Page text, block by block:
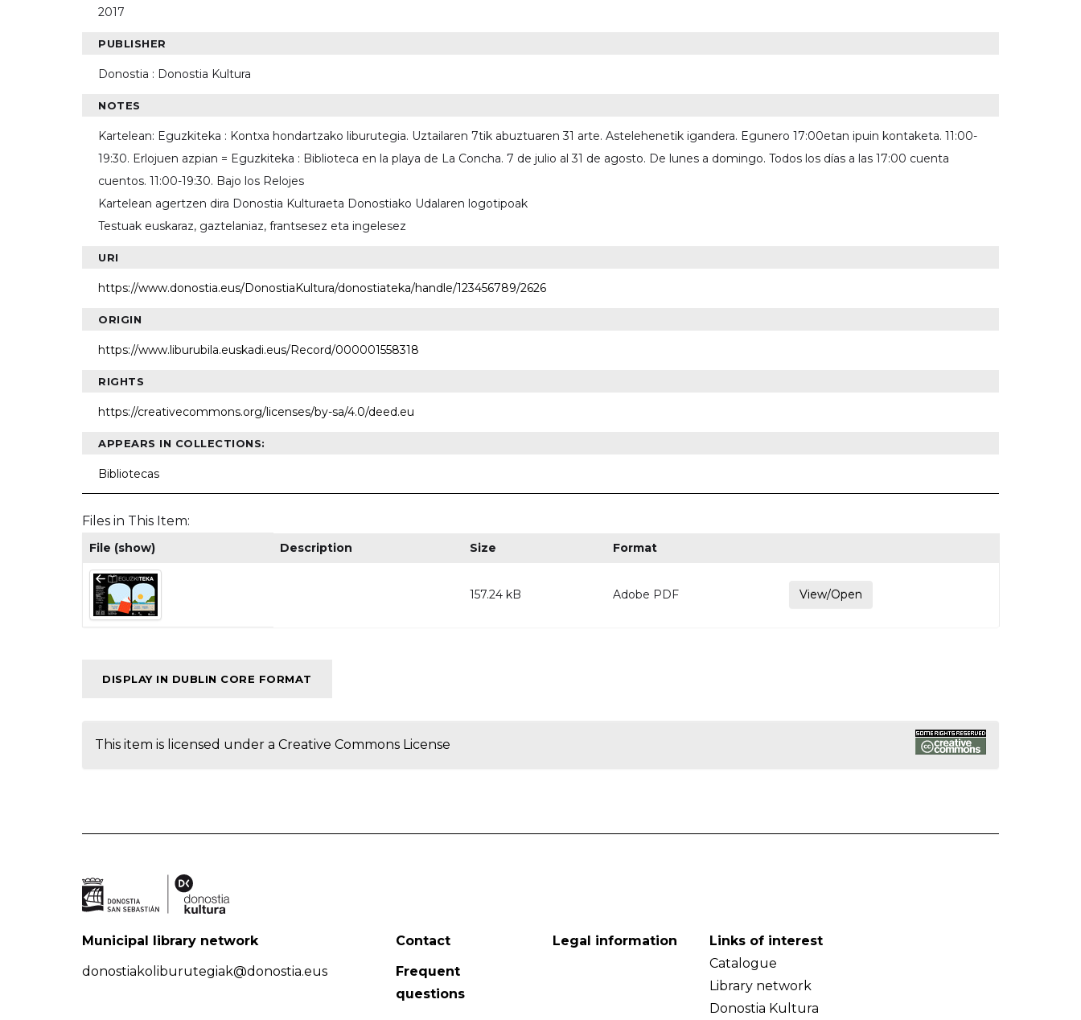
2017
PUBLISHER
Donostia : Donostia Kultura
NOTES
Kartelean: Eguzkiteka : Kontxa hondartzako liburutegia. Uztailaren 7tik abuztuaren 31 arte. Astelehenetik igandera. Egunero 17:00etan ipuin kontaketa. 11:00-
19:30. Erlojuen azpian = Eguzkiteka : Biblioteca en la playa de La Concha. 7 de julio al 31 de agosto. De lunes a domingo. Todos los días a las 17:00 cuenta
cuentos. 11:00-19:30. Bajo los Relojes
Kartelean agertzen dira Donostia Kulturaeta Donostiako Udalaren logotipoak
Testuak euskaraz, gaztelaniaz, frantsesez eta ingelesez
URI
https://www.donostia.eus/DonostiaKultura/donostiateka/handle/123456789/2626
ORIGIN
https://www.liburubila.euskadi.eus/Record/000001558318
RIGHTS
https://creativecommons.org/licenses/by-sa/4.0/deed.eu
APPEARS IN COLLECTIONS:
Bibliotecas
Files in This Item:
File (show) Description Size Format
157.24 kB Adobe PDF View/Open
DISPLAY IN DUBLIN CORE FORMAT
This item is licensed under a Creative Commons License
Municipal library network
donostiakoliburutegiak@donostia.eus
Contact
Frequent
questions
Legal information
Links of interest
Catalogue
Library network
Donostia Kultura